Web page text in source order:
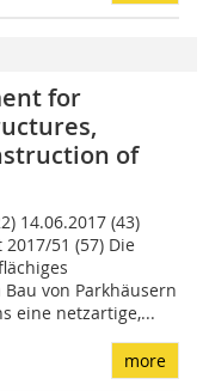
for
of
14.06.2017 (43)
51 (57) Die
von Parkhäusern
eine netzartige,...
more